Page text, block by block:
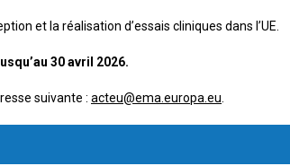
et la réalisation d’essais cliniques dans l’UE.
30 avril 2026.
suivante : acteu@ema.europa.eu